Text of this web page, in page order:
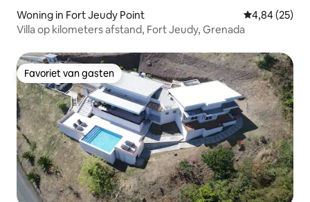
Woning in Fort Jeudy Point Gemiddelde
4,84 (25)
Villa op kilometers afstand, Fort Jeudy, Grenada
Favoriet van gasten
Favoriet van gasten